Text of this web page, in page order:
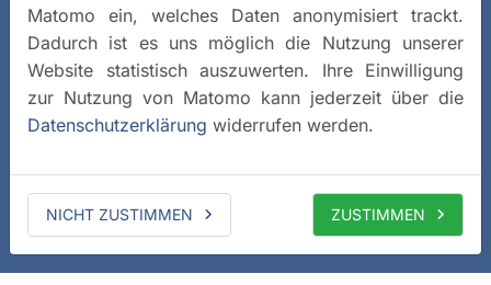
Matomo ein, welches Daten anonymisiert trackt.
Dadurch ist es uns möglich die Nutzung unserer
Website statistisch auszuwerten. Ihre Einwilligung
zur Nutzung von Matomo kann jederzeit über die
Datenschutzerklärung widerrufen werden.
NICHT ZUSTIMMEN ZUSTIMMEN